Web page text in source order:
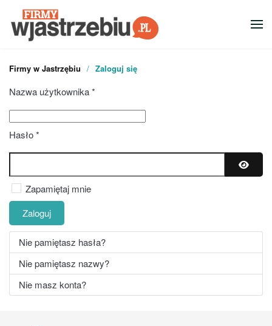
Przejdź do głównej treści
Firmy w Jastrzębiu Zaloguj się
Nazwa użytkownika*
Hasło*
Zapamiętaj mnie
Zaloguj
Nie pamiętasz hasła?
Nie pamiętasz nazwy?
Nie masz konta?